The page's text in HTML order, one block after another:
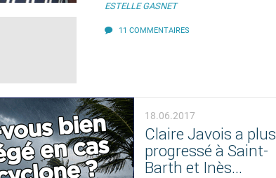
ESTELLE GASNET
11 COMMENTAIRES
18.06.2017
Claire Javois a plus
progressé à Saint-
Barth et Inès...